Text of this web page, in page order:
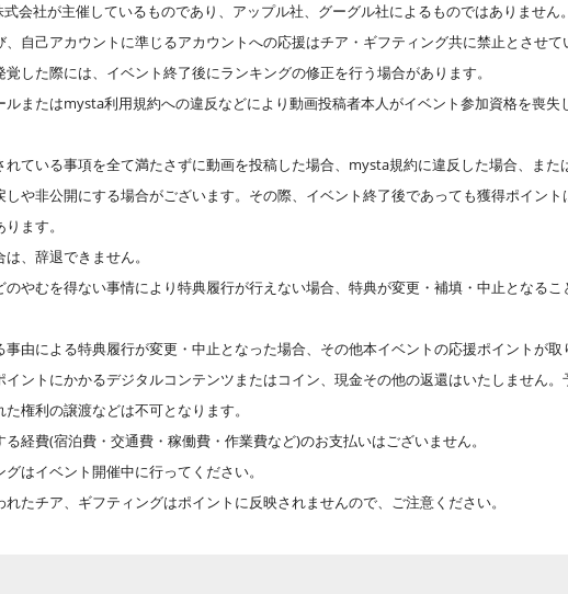
会社が主催しているものであり、アップル社、グーグル社によるものではありません
、自己アカウントに準じるアカウントへの応援はチア・ギフティング共に禁止とさせて
した際には、イベント終了後にランキングの修正を行う場合があります。
ルまたはmysta利用規約への違反などにより動画投稿者本人がイベント参加資格を喪
れている事項を全て満たさずに動画を投稿した場合、mysta規約に違反した場合、ま
しや非公開にする場合がございます。その際、イベント終了後であっても獲得ポイン
ます。
、辞退できません。
のやむを得ない事情により特典履行が行えない場合、特典が変更・補填・中止となる
事由による特典履行が変更・中止となった場合、その他本イベントの応援ポイントが
イントにかかるデジタルコンテンツまたはコイン、現金その他の返還はいたしません
権利の譲渡などは不可となります。
経費(宿泊費・交通費・稼働費・作業費など)のお支払いはございません。
はイベント開催中に行ってください。
たチア、ギフティングはポイントに反映されませんので、ご注意ください。